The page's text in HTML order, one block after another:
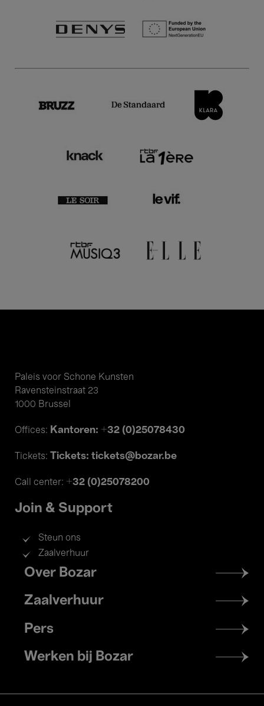
Paleis voor Schone Kunsten
Ravensteinstraat 23
1000 Brussel
Offices: Kantoren: +32 (0)25078430
Tickets: Tickets: tickets@bozar.be
Call center: +32 (0)25078200
Join & Support
Steun ons
Zaalverhuur
Footer
menu
Over Bozar
Zaalverhuur
Pers
Werken bij Bozar